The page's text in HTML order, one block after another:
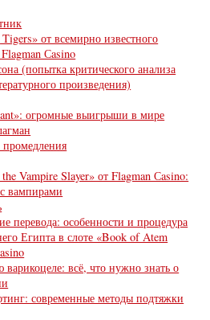
от всемирно известного
Сasino
(попытка критического анализа
произведения)
огромные выигрыши в мире
промедления
Vampire Slayer» от Flagman Сasino:
вампирами
перевода: особенности и процедура
Египта в слоте «Book of Atem
всё, что нужно знать о
современные методы подтяжки